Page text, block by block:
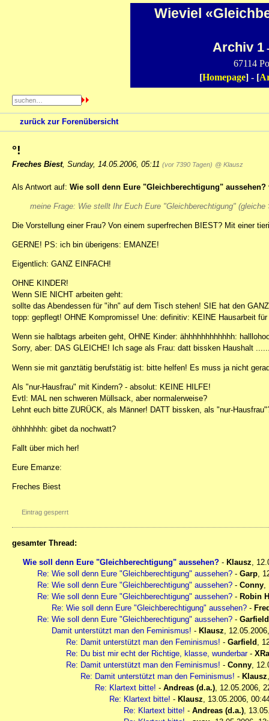
Wieviel
Archiv 1
67114
[Homepage] - [
zurück zur Forenübersicht
°!
Freches Biest, Sunday, 14.05.2006, 05:11 (vor 7390 Tagen) @ Klausz
Als Antwort auf: Wie soll denn Eure "Gleichberechtigung" aussehen?
meine Frage: Wie stellt Ihr Euch Eure "Gleichberechtigung"
Die Vorstellung einer Frau? Von einem superfrechen BIEST? Mit einer
GERNE! PS: ich bin überigens: EMANZE!
Eigentlich: GANZ EINFACH!
OHNE KINDER!
Wenn SIE NICHT arbeiten geht:
sollte das Abendessen für "ihn" auf dem Tisch stehen! SIE hat den
topp: gepflegt! OHNE Kompromisse! Une: definitiv: KEINE Hausarbeit für
Wenn sie halbtags arbeiten geht, OHNE Kinder: ähhhhhhhhhhhh:
Sorry, aber: DAS GLEICHE! Ich sage als Frau: datt bissken Haushalt
Wenn sie mit ganztätig berufstätig ist: bitte helfen! Es muss ja nicht
Als "nur-Hausfrau" mit Kindern? - absolut: KEINE HILFE!
Evtl: MAL nen schweren Müllsack, aber normalerweise?
Lehnt euch bitte ZURÜCK, als Männer! DATT bissken, als "nur-
öhhhhhhh: gibet da nochwatt?
Fallt über mich her!
Eure Emanze:
Freches Biest
Eintrag gesperrt
gesamter Thread:
Wie soll denn Eure "Gleichberechtigung" aussehen? - Klausz,
Re: Wie soll denn Eure "Gleichberechtigung" aussehen? - Garp,
Re: Wie soll denn Eure "Gleichberechtigung" aussehen? - Conny,
Re: Wie soll denn Eure "Gleichberechtigung" aussehen? - Robin
Re: Wie soll denn Eure "Gleichberechtigung" aussehen? -
Re: Wie soll denn Eure "Gleichberechtigung" aussehen? - Garfield
Damit unterstützt man den Feminismus! - Klausz,
Re: Damit unterstützt man den Feminismus! - Garfield ,
Re: Du bist mir echt der Richtige, klasse, wunderbar-
Re: Damit unterstützt man den Feminismus! - Conny,
Re: Damit unterstützt man den Feminismus! - Klausz
Re: Klartext bitte! - Andreas (d.a.), 12.05.2006,
Re: Klartext bitte! - Klausz, 13.05.2006,
Re: Klartext bitte! - Andreas (d.a.),